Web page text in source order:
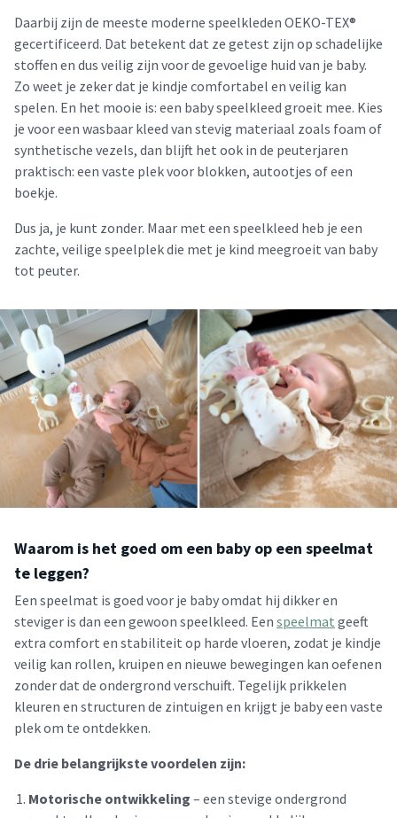
Daarbij zijn de meeste moderne speelkleden OEKO-TEX®
gecertificeerd. Dat betekent dat ze getest zijn op schadelijke
stoffen en dus veilig zijn voor de gevoelige huid van je baby.
Zo weet je zeker dat je kindje comfortabel en veilig kan
spelen. En het mooie is: een baby speelkleed groeit mee. Kies
je voor een wasbaar kleed van stevig materiaal zoals foam of
synthetische vezels, dan blijft het ook in de peuterjaren
praktisch: een vaste plek voor blokken, autootjes of een
boekje.
Dus ja, je kunt zonder. Maar met een speelkleed heb je een
zachte, veilige speelplek die met je kind meegroeit van baby
tot peuter.
Waarom is het goed om een baby op een speelmat
te leggen?
Een speelmat is goed voor je baby omdat hij dikker en
steviger is dan een gewoon speelkleed. Een speelmat geeft
extra comfort en stabiliteit op harde vloeren, zodat je kindje
veilig kan rollen, kruipen en nieuwe bewegingen kan oefenen
zonder dat de ondergrond verschuift. Tegelijk prikkelen
kleuren en structuren de zintuigen en krijgt je baby een vaste
plek om te ontdekken.
De drie belangrijkste voordelen zijn:
Motorische ontwikkeling – een stevige ondergrond